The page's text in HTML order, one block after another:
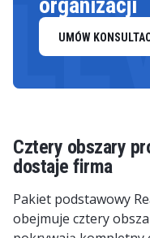
UMÓW
Cztery obszary
dostaje firma
Pakiet podstawowy
obejmuje cztery